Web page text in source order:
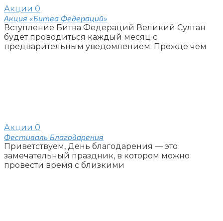
Акции 0
Акция «Битва Федераций»
Вступление Битва Федераций Великий Султан
будет проводиться каждый месяц с
предварительным уведомлением. Прежде чем
Акции 0
Фестиваль Благодарения
Приветствуем, День благодарения — это
замечательный праздник, в котором можно
провести время с близкими